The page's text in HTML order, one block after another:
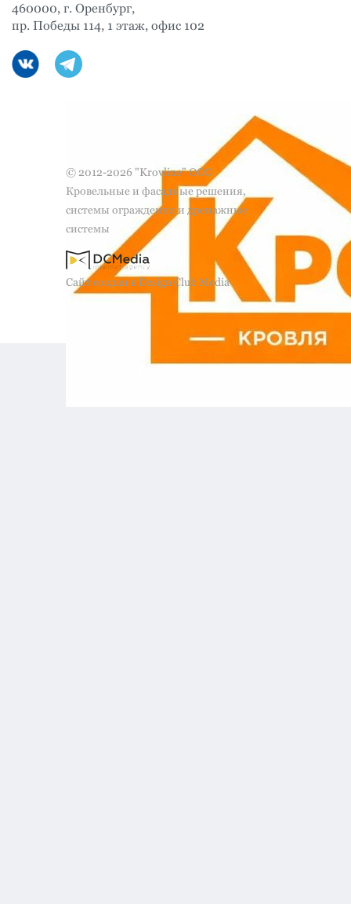
© 2012-2026 "Krovline" ООО
Кровельные и фасадные решения,
системы ограждения и дренажные
системы
Сайт создан в Design Club Media
460000, г. Оренбург,
пр. Победы 114, 1 этаж, офис 102